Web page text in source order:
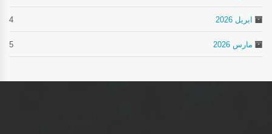
ابريل 2026 4
مارس 2026 5